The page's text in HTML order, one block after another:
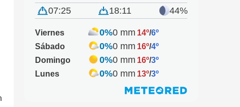
07:25 18:11 44%
Viernes 0%0 mm 14º/6º
Sábado
0%0 mm 16º/4º
Domingo
0%0 mm 16º/3º
Lunes
0%0 mm 13º/3º